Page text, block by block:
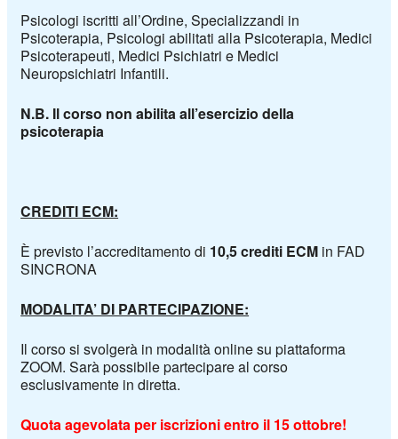
Psicologi iscritti all’Ordine, Specializzandi in
Psicoterapia, Psicologi abilitati alla Psicoterapia, Medici
Psicoterapeuti, Medici Psichiatri e Medici
Neuropsichiatri Infantili.
N.B. Il corso non abilita all’esercizio della
psicoterapia
CREDITI ECM:
È previsto l’accreditamento di 10,5crediti ECM in FAD
SINCRONA
MODALITA’ DI PARTECIPAZIONE:
Il corso si svolgerà in modalità online su piattaforma
ZOOM.Sarà possibile partecipare al corso
esclusivamente in diretta.
Quota agevolata per iscrizioni entro il 15 ottobre!